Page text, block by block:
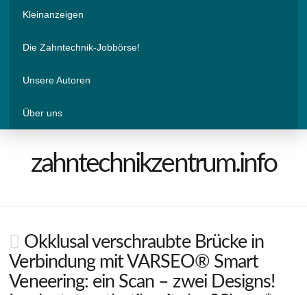
Kleinanzeigen
Die Zahntechnik-Jobbörse!
Unsere Autoren
Über uns
zahntechnikzentrum.info
Okklusal verschraubte Brücke in
Verbindung mit VARSEO® Smart
Veneering: ein Scan – zwei Designs!